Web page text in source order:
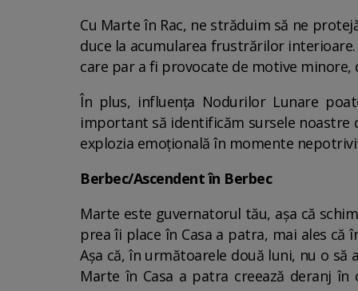
Cu Marte în Rac, ne străduim să ne
duce la acumularea frustrărilor
care par a fi provocate de motive
În plus, influența Nodurilor Lunare
important să identificăm sursele noastre
explozia emoțională în momente
Berbec/Ascendent în Berbec
Marte este guvernatorul tău, așa că
prea îi place în Casa a patra, mai ales că
Așa că, în următoarele două luni, nu o
Marte în Casa a patra creează deranj